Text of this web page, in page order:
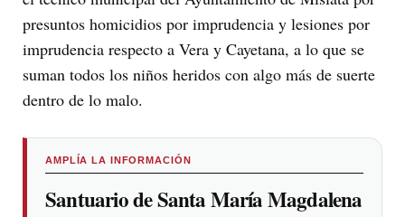
presuntos homicidios por imprudencia y lesiones por
imprudencia respecto a Vera y Cayetana, a lo que se
suman todos los niños heridos con algo más de suerte
dentro de lo malo.
AMPLÍA LA INFORMACIÓN
Santuario de Santa María Magdalena